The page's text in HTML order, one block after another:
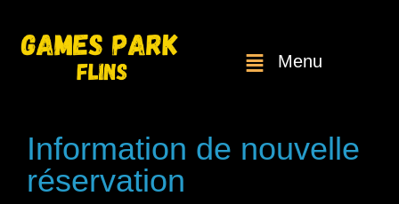
Menu
Information de nouvelle
réservation